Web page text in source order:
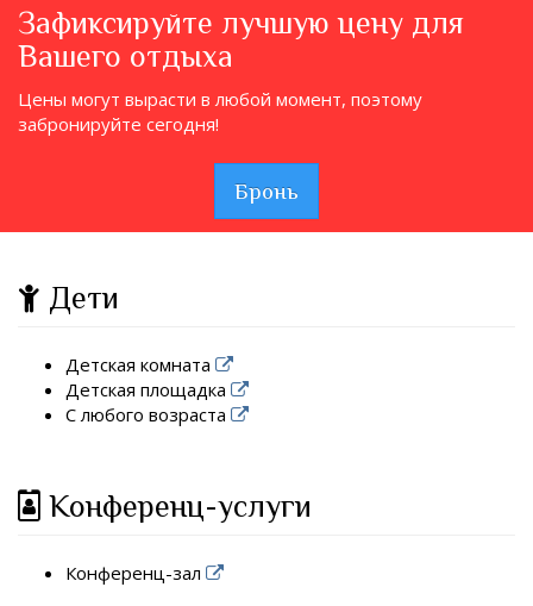
Зафиксируйте лучшую цену для
Вашего отдыха
Цены могут вырасти в любой момент, поэтому
забронируйте сегодня!
Бронь
Дети
Детская комната
Детская площадка
С любого возраста
Конференц-услуги
Конференц-зал